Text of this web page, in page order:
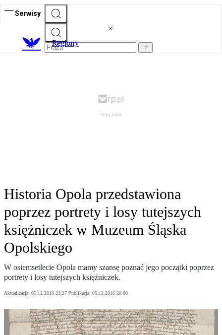
Serwisy
Regiony
Historia Opola przedstawiona
poprzez portrety i losy tutejszych
księżniczek w Muzeum Śląska
Opolskiego
W osiemsetlecie Opola mamy szansę poznać jego początki poprzez
portrety i losy tutejszych księżniczek.
Aktualizacja: 05.12.2016 23:27 Publikacja: 05.12.2016 20:00